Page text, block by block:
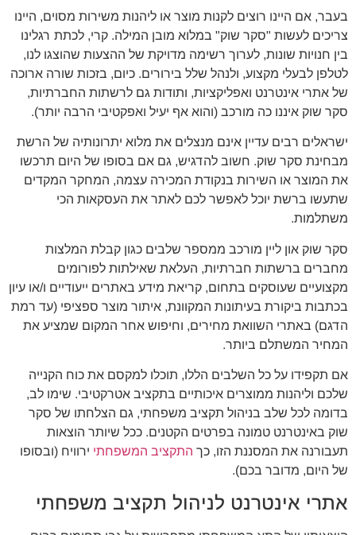
בעבר, אם היינו רוצים לקנות מוצר או ליהנות משירות מסוים, היינו
צריכים לעשות "סקר שוק" במלוא מובן המילה. קרי, לכתת רגלינו
בין חנויות שונות, לערוך רשימה מדויקת של ההצעות שהוצגו לנו,
לטלפן לבעלי מקצוע, ולנהל שלל בירורים. כיום, בזכות שורה ארוכה
של אתרי אינטרנט ואפליקציות, ותודות גם לרשתות החברתיות,
סקר שוק איננו כה מורכב (והוא אף יעיל ואפקטיבי הרבה יותר).
ישראלים רבים עדיין אינם מנצלים את מלוא יתרונותיה של הרשת
מבחינת סקר שוק. חשוב להדגיש, גם אם בסופו של היום תרכשו
את המוצר או השירות בנקודת המכירה עצמה, המחקר המקדים
שתעשו ברשת יוכל לאפשר לכם לאתר את העסקאות הכי
משתלמות.
סקר שוק און ליין מורכב ממספר שלבים כגון קבלת המלצות
מחברים ברשתות חברתיות, העלאת שאילתות לפורומים
מקצועיים שעוסקים בתחום, קריאת מידע באתרים ייעודיים ו/או עיון
בכתבות ביקורת בעיתונות המקוונת, איתור מוצר ספציפי (עד רמת
הדגם) באתרי השוואת מחירים, וחיפוש אחר המקום שמציע את
המחיר המשתלם ביותר.
אם תקפידו על כל השלבים הללו, תוכלו למקסם את כוח הקנייה
שלכם וליהנות ממוצרים איכותיים בתקציב אטרקטיבי. שימו לב,
בדומה לכל שלב בניהול תקציב משפחתי, גם הצלחתו של סקר
שוק באינטרנט טמונה בפרטים הקטנים. ככל שיותר הוצאות
תעבורנה את המסננת הזו, כך התקציב המשפחתי ירוויח (ובסופו
של היום, מדובר בכם).
אתרי אינטרנט לניהול תקציב משפחתי